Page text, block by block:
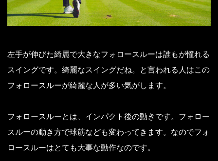
左手が伸びた綺麗で大きなフォロースルーは誰もが憧れる
スイングです。 綺麗なスイングだね。と言われる人はこの
フォロースルーが綺麗な人が多い気がします。
フォロースルーとは、インパクト後の動きです。 フォロー
スルーの動き方で球筋なども変わってきます。 なのでフォ
ロースルーはとても大事な動作なのです。